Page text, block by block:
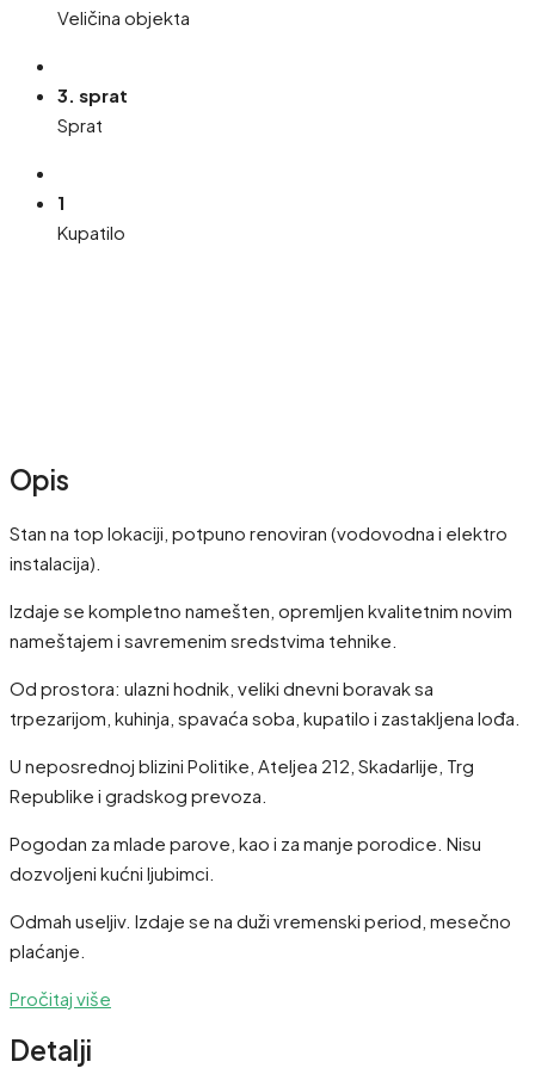
Veličina objekta
3. sprat
Sprat
1
Kupatilo
Opis
Stan na top lokaciji, potpuno renoviran (vodovodna i elektro
instalacija).
Izdaje se kompletno namešten, opremljen kvalitetnim novim
nameštajem i savremenim sredstvima tehnike.
Od prostora: ulazni hodnik, veliki dnevni boravak sa
trpezarijom, kuhinja, spavaća soba, kupatilo i zastakljena lođa.
U neposrednoj blizini Politike, Ateljea 212, Skadarlije, Trg
Republike i gradskog prevoza.
Pogodan za mlade parove, kao i za manje porodice. Nisu
dozvoljeni kućni ljubimci.
Odmah useljiv. Izdaje se na duži vremenski period, mesečno
plaćanje.
Pročitaj više
Detalji